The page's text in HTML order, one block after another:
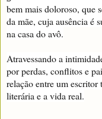
bem mais doloroso, que
da mãe, cuja ausência é
na casa do avô.
Atravessando a
por perdas, conflitos e
relação entre um
literária e a vida real.